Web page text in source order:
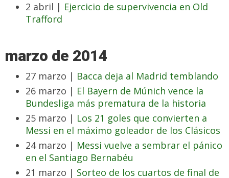
2 abril | Ejercicio de supervivencia en Old
Trafford
marzo de 2014
27 marzo | Bacca deja al Madrid temblando
26 marzo | El Bayern de Múnich vence la
Bundesliga más prematura de la historia
25 marzo | Los 21 goles que convierten a
Messi en el máximo goleador de los Clásicos
24 marzo | Messi vuelve a sembrar el pánico
en el Santiago Bernabéu
21 marzo | Sorteo de los cuartos de final de